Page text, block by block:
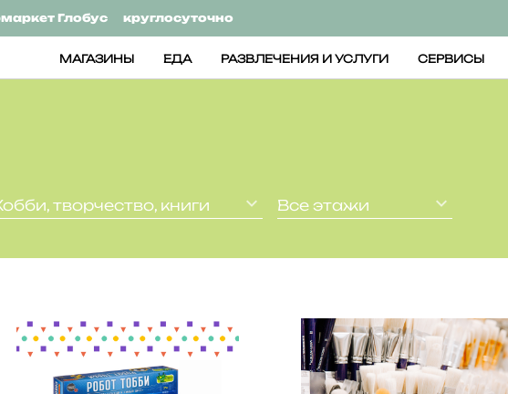
Глобус круглосуточно
МАГАЗИНЫ ЕДА РАЗВЛЕЧЕНИЯ И УСЛУГИ СЕРВИСЫ
творчество, книги Все этажи